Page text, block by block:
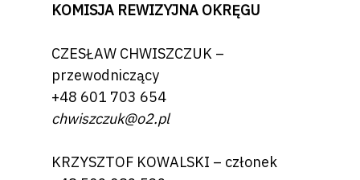
KOMISJA REWIZYJNA OKRĘGU
CZESŁAW CHWISZCZUK –
przewodniczący
+48 601 703 654
chwiszczuk@o2.pl
KRZYSZTOF KOWALSKI – członek